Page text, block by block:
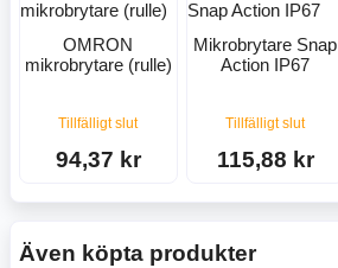
OMRON
mikrobrytare (rulle)
Tillfälligt slut
94,37 kr
Mikrobrytare Snap
Action IP67
Tillfälligt slut
115,88 kr
Även köpta produkter